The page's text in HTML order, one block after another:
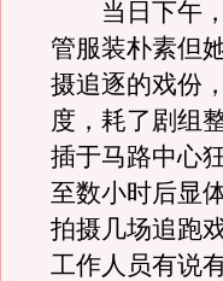
当日下午，
管服装朴素但
摄追逐的戏份
度，耗了剧组
插于马路中心
至数小时后显
拍摄几场追跑
工作人员有说